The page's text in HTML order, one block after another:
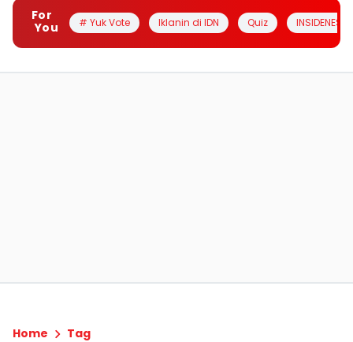
For
You
# Yuk Vote Iklanin di IDN Quiz INSIDENESIA
Home Tag